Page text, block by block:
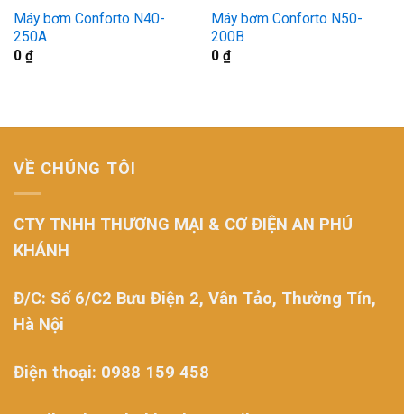
Máy bơm Conforto N40-
250A
0 ₫
Máy bơm Conforto N50-
200B
0 ₫
VỀ CHÚNG TÔI
CTY TNHH THƯƠNG MẠI & CƠ ĐIỆN AN PHÚ
KHÁNH
Đ/C: Số 6/C2 Bưu Điện 2, Vân Tảo, Thường Tín,
Hà Nội
Điện thoại: 0988 159 458